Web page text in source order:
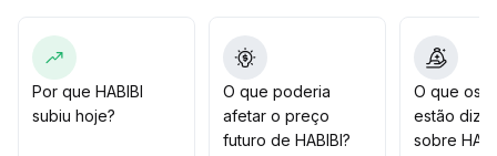
chave e sinais de aumento de volume, com faixa
observada sugerida em $X
XX–$X.
XX), apresentando condições para uma alocação
Por que HABIBI
subiu hoje?
O que poderia
afetar o preço
futuro de HABIBI?
O que os
estão
sobre